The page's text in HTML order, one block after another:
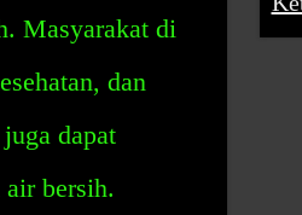
Masyarakat di
dan
dapat
bersih.